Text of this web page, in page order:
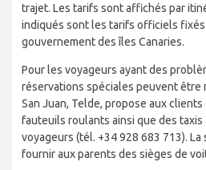
trajet. Les tarifs sont affichés par
indiqués sont les tarifs officiels
gouvernement des îles Canaries.
Pour les voyageurs ayant des
réservations spéciales peuvent être
San Juan, Telde, propose aux
fauteuils roulants ainsi que des
voyageurs (tél. +34 928 683 713).
fournir aux parents des sièges de